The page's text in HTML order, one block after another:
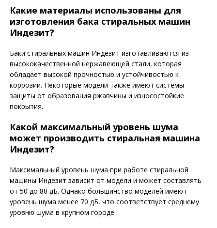
Какие материалы использованы для
изготовления бака стиральных машин
Индезит?
Баки стиральных машин Индезит изготавливаются из
высококачественной нержавеющей стали, которая
обладает высокой прочностью и устойчивостью к
коррозии. Некоторые модели также имеют системы
защиты от образования ржавчины и износостойкие
покрытия.
Какой максимальный уровень шума
может производить стиральная машина
Индезит?
Максимальный уровень шума при работе стиральной
машины Индезит зависит от модели и может составлять
от 50 до 80 дБ. Однако большинство моделей имеют
уровень шума менее 70 дБ, что соответствует среднему
уровню шума в крупном городе.